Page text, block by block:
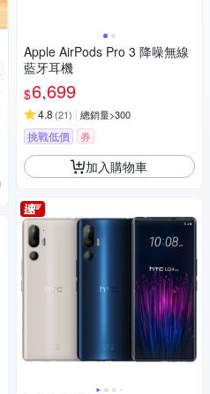
Apple AirPods Pro 3 降噪無線
藍牙耳機
$6,699
4.8 (21) 總銷量>300
挑戰低價 券
加入購物車